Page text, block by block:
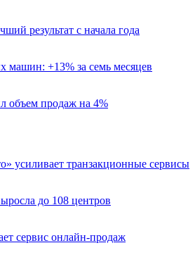
результат с начала года
машин: +13% за семь месяцев
объем продаж на 4%
усиливает транзакционные сервисы
до 108 центров
сервис онлайн-продаж